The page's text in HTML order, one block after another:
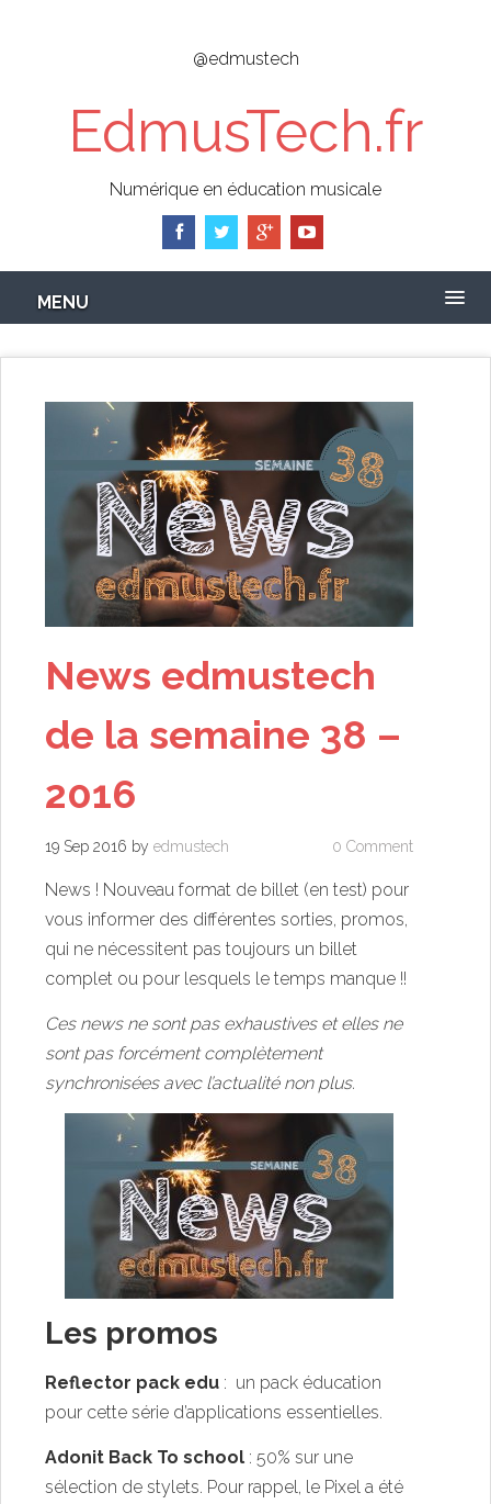
@edmustech
EdmusTech.fr
Numérique en éducation musicale
MENU
News edmustech
de la semaine 38 –
2016
19 Sep 2016 by edmustech 0 Comment
News ! Nouveau format de billet (en test) pour
vous informer des différentes sorties, promos,
qui ne nécessitent pas toujours un billet
complet ou pour lesquels le temps manque !!
Ces news ne sont pas exhaustives et elles ne
sont pas forcément complètement
synchronisées avec l’actualité non plus.
Les promos
Reflector pack edu : un pack éducation
pour cette série d’applications essentielles.
Adonit Back To school : 50% sur une
sélection de stylets. Pour rappel, le Pixel a été